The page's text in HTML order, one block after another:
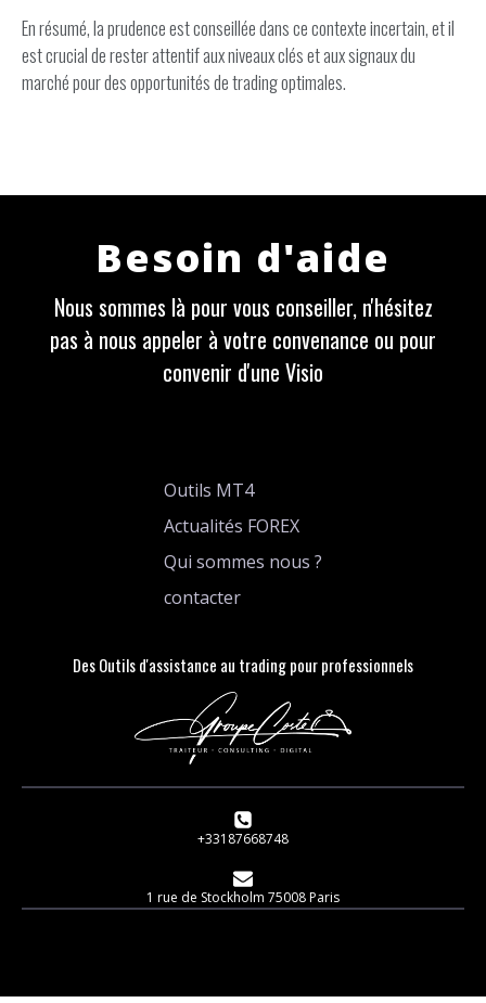
En résumé, la prudence est conseillée dans ce contexte incertain, et il
est crucial de rester attentif aux niveaux clés et aux signaux du
marché pour des opportunités de trading optimales.
Besoin d'aide
Nous sommes là pour vous conseiller, n'hésitez
pas à nous appeler à votre convenance ou pour
convenir d'une Visio
Outils MT4
Actualités FOREX
Qui sommes nous ?
contacter
Des Outils d'assistance au trading pour professionnels
+33187668748
1 rue de Stockholm 75008 Paris